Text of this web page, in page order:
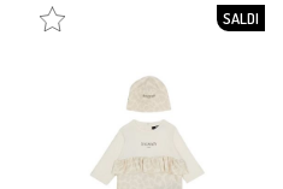
SALDI